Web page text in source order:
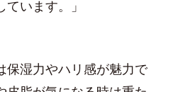
います。」
保湿力やハリ感が魅力で